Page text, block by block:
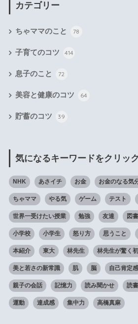
カテゴリー
ちゃママのこと 78
子育てのコツ 414
息子のこと 72
美容と健康のコツ 64
貯蓄のコツ 39
気になるキーワードをクリック
NHK あさイチ お金 お金のなる気
ちゃママ やる気 ゲーム テスト
世界一受けたい授業 勉強 友達 図
小学校 小学生 怒り方 思うこと
本紹介 東大 林先生 林先生が驚く
美と若さの新常識 肌 脳 自己肯定感
親子の会話 記憶力 読み聞かせ 読書
運動 達成感 集中力 高橋真麻